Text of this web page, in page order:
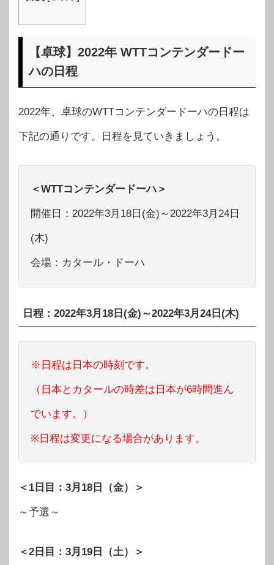
【卓球】2022年 WTTコンテンダードー
ハの日程
2022年、卓球のWTTコンテンダードーハの日程は
下記の通りです。日程を見ていきましょう。
＜WTTコンテンダードーハ＞
開催日：2022年3月18日(金)～2022年3月24日
(木)
会場：カタール・ドーハ
日程：2022年3月18日(金)～2022年3月24日(木)
※日程は日本の時刻です。
（日本とカタールの時差は日本が6時間進ん
でいます。）
※日程は変更になる場合があります。
＜1日目：3月18日（金）＞
～予選～
＜2日目：3月19日（土）＞